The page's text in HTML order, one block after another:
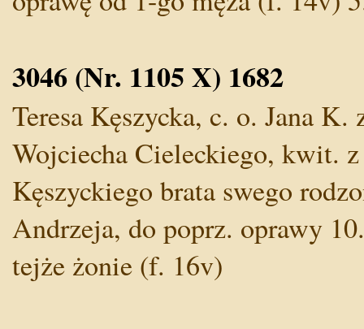
3046 (Nr. 1105 X) 1682
Teresa Kęszycka, c. o. Jana
Wojciecha Cieleckiego, kwit.
Kęszyckiego brata swego
Andrzeja, do poprz. oprawy
tejże żonie (f. 16v)